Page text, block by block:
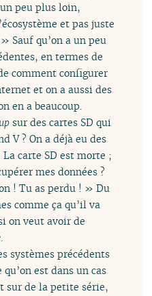
peu plus loin,
et pas juste
Sauf qu’on a un peu
en termes de
comment configurer
et on a aussi des
en a beaucoup.
sur des cartes SD qui
V ? On a déjà eu des
carte SD est morte ;
mes données ?
! Tu as perdu ! » Du
comme ça qu’il va
on veut avoir de
.
systèmes précédents
est dans un cas
sur de la petite série,